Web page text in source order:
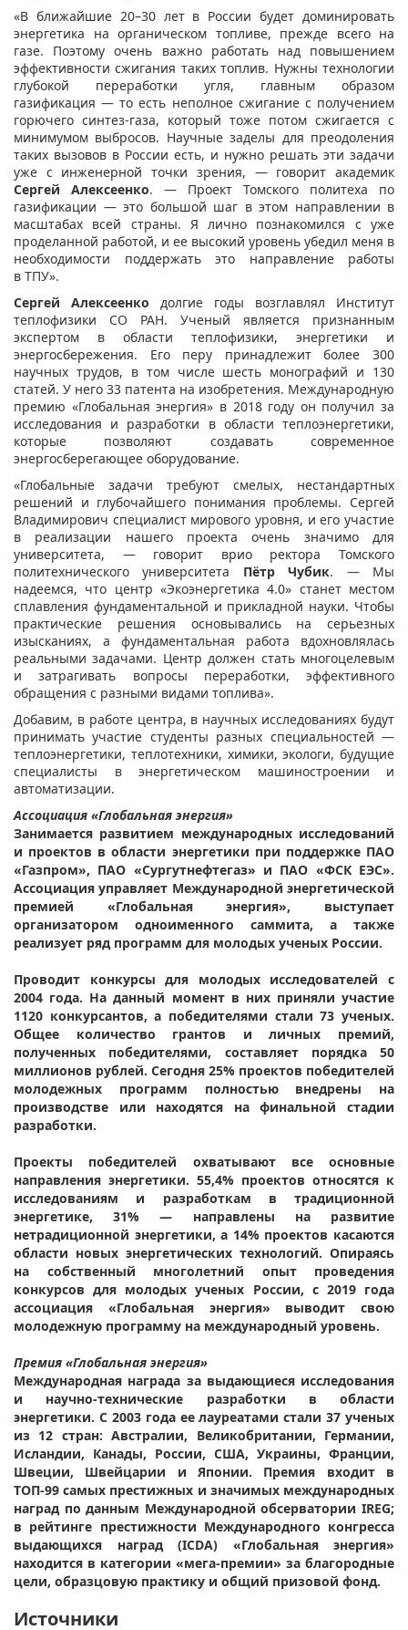
«В ближайшие 20–30 лет в России будет доминировать
энергетика на органическом топливе, прежде всего на
газе. Поэтому очень важно работать над повышением
эффективности сжигания таких топлив. Нужны технологии
глубокой переработки угля, главным образом
газификация — то есть неполное сжигание с получением
горючего синтез-газа, который тоже потом сжигается с
минимумом выбросов. Научные заделы для преодоления
таких вызовов в России есть, и нужно решать эти задачи
уже с инженерной точки зрения, — говорит академик
Сергей Алексеенко. — Проект Томского политеха по
газификации — это большой шаг в этом направлении в
масштабах всей страны. Я лично познакомился с уже
проделанной работой, и ее высокий уровень убедил меня в
необходимости поддержать это направление работы
в ТПУ».
Сергей Алексеенко долгие годы возглавлял Институт
теплофизики СО РАН. Ученый является признанным
экспертом в области теплофизики, энергетики и
энергосбережения. Его перу принадлежит более 300
научных трудов, в том числе шесть монографий и 130
статей. У него 33 патента на изобретения. Международную
премию «Глобальная энергия» в 2018 году он получил за
исследования и разработки в области теплоэнергетики,
которые позволяют создавать современное
энергосберегающее оборудование.
«Глобальные задачи требуют смелых, нестандартных
решений и глубочайшего понимания проблемы. Сергей
Владимирович специалист мирового уровня, и его участие
в реализации нашего проекта очень значимо для
университета, — говорит врио ректора Томского
политехнического университета Пётр Чубик. — Мы
надеемся, что центр «Экоэнергетика 4.0» станет местом
сплавления фундаментальной и прикладной науки. Чтобы
практические решения основывались на серьезных
изысканиях, а фундаментальная работа вдохновлялась
реальными задачами. Центр должен стать многоцелевым
и затрагивать вопросы переработки, эффективного
обращения с разными видами топлива».
Добавим, в работе центра, в научных исследованиях будут
принимать участие студенты разных специальностей —
теплоэнергетики, теплотехники, химики, экологи, будущие
специалисты в энергетическом машиностроении и
автоматизации.
Ассоциация «Глобальная энергия»
Занимается развитием международных исследований
и проектов в области энергетики при поддержке ПАО
«Газпром», ПАО «Сургутнефтегаз» и ПАО «ФСК ЕЭС».
Ассоциация управляет Международной энергетической
премией «Глобальная энергия», выступает
организатором одноименного саммита, а также
реализует ряд программ для молодых ученых России.
Проводит конкурсы для молодых исследователей с
2004 года. На данный момент в них приняли участие
1120 конкурсантов, а победителями стали 73 ученых.
Общее количество грантов и личных премий,
полученных победителями, составляет порядка 50
миллионов рублей. Сегодня 25% проектов победителей
молодежных программ полностью внедрены на
производстве или находятся на финальной стадии
разработки.
Проекты победителей охватывают все основные
направления энергетики. 55,4% проектов относятся к
исследованиям и разработкам в традиционной
энергетике, 31% — направлены на развитие
нетрадиционной энергетики, а 14% проектов касаются
области новых энергетических технологий. Опираясь
на собственный многолетний опыт проведения
конкурсов для молодых ученых России, с 2019 года
ассоциация «Глобальная энергия» выводит свою
молодежную программу на международный уровень.
Премия «Глобальная энергия»
Международная награда за выдающиеся исследования
и научно-технические разработки в области
энергетики. С 2003 года ее лауреатами стали 37 ученых
из 12 стран: Австралии, Великобритании, Германии,
Исландии, Канады, России, США, Украины, Франции,
Швеции, Швейцарии и Японии. Премия входит в
ТОП-99 самых престижных и значимых международных
наград по данным Международной обсерватории IREG;
в рейтинге престижности Международного конгресса
выдающихся наград (ICDA) «Глобальная энергия»
находится в категории «мега-премии» за благородные
цели, образцовую практику и общий призовой фонд.
Источники